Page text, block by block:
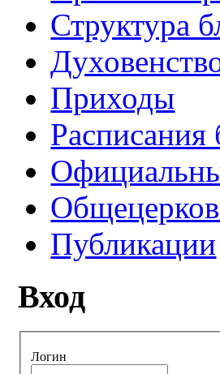
Структура
Приходы
Расписания
Публикации
Вход
Логин